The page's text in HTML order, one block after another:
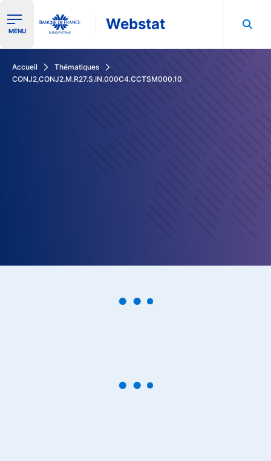
Ouvrir le menu de navigation
MENU Webstat
Accueil
Thématiques
CONJ2,CONJ2.M.R27.S.IN.000C4.CCTSM000.10